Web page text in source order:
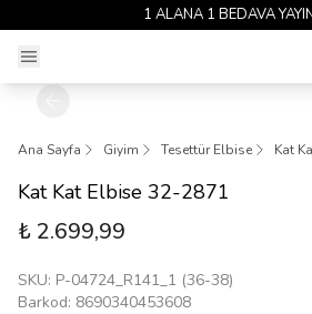
1 ALANA 1 BEDAVA
Ana Sayfa Giyim Tesettür Elbise Kat
Kat Kat Elbise 32-2871
₺ 2.699,99
SKU: P-04724_R141_1 (36-38)
Barkod: 8690340453608